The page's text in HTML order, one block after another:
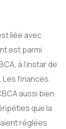
liée avec
est parmi
à l’instar de
Les finances
aussi bien
que la
réglées